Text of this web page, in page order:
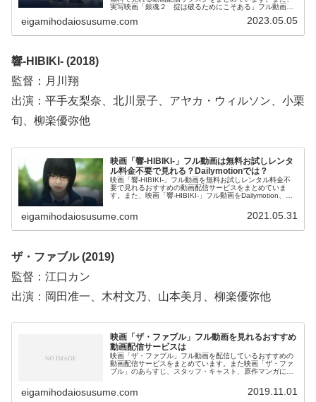
実写映画「銀魂２ 掟は破るためにこそある」フル動画を
て、実写映画「銀魂２ 掟は破るためにこそある」の作品
動画配信サービス選びや映画本編を見る前の予備知識とし
eigamihodaiosusume.com 2023.05.05
響-HIBIKI- (2018)
監督：月川翔
出演：平手友梨奈、北川景子、アヤカ・ウィルソン、小栗
旬、柳楽優弥他
映画「響-HIBIKI-」フル動画は無料お試しレンタ
ル料金不要で見れる？Dailymotionでは？
映画「響-HIBIKI-」フル動画を無料お試しレンタル料金不
要で見れるおすすめの動画配信サービスをまとめていま
す。また、映画「響-HIBIKI-」フル動画をDailymotion、
HIBIKI-」の作品情報、あらすじ、感想についてもお伝えし
ていますので、動画配信サービス選びや映画本編を見る前
eigamihodaiosusume.com 2021.05.31
ザ・ファブル (2019)
監督：江口カン
出演：岡田准一、木村文乃、山本美月、柳楽優弥他
映画「ザ・ファブル」フル動画を見れるおすすめ
動画配信サービスは
映画「ザ・ファブル」フル動画を配信しているおすすめの
動画配信サービスをまとめています。また映画「ザ・ファ
ブル」のあらすじ、スタッフ・キャスト、原作マンガにつ
画本編を見る前の予備知識として役立ててください。
eigamihodaiosusume.com 2019.11.01